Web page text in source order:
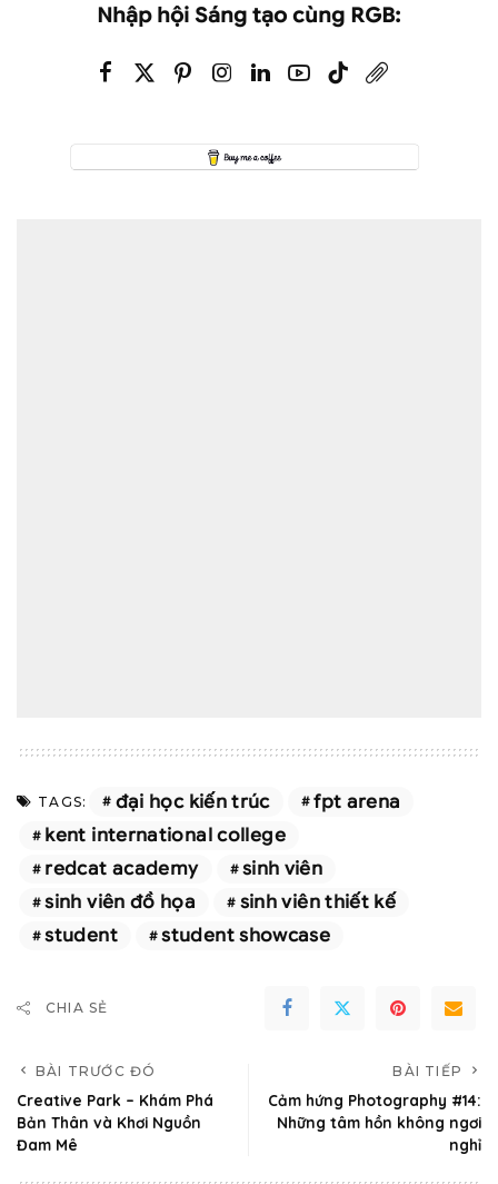
Nhập hội Sáng tạo cùng RGB:
TAGS: đại học kiến trúc
fpt arena
kent international college
redcat academy
sinh viên
sinh viên đồ họa
sinh viên thiết kế
student
student showcase
CHIA SẺ
BÀI TRƯỚC ĐÓ
Creative Park – Khám Phá
Bản Thân và Khơi Nguồn
Đam Mê
BÀI TIẾP
Cảm hứng Photography #14:
Những tâm hồn không ngơi
nghỉ